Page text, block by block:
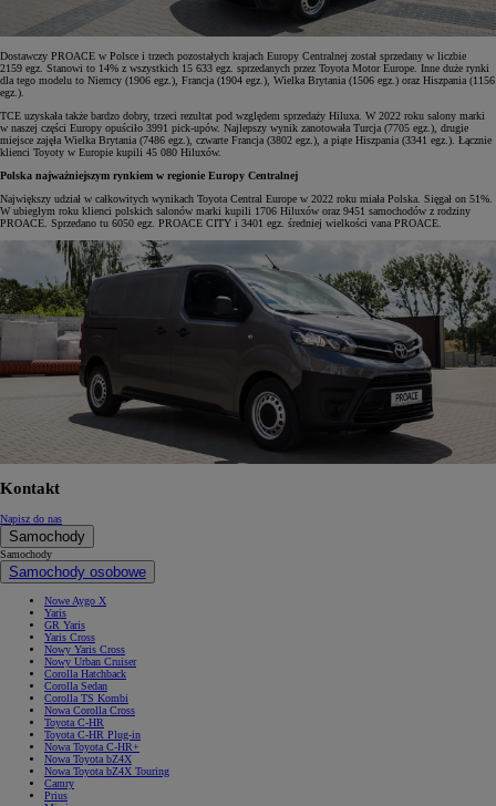
Dostawczy PROACE w Polsce i trzech pozostałych krajach Europy Centralnej został sprzedany w liczbie
2159 egz. Stanowi to 14% z wszystkich 15 633 egz. sprzedanych przez Toyota Motor Europe. Inne duże rynki
dla tego modelu to Niemcy (1906 egz.), Francja (1904 egz.), Wielka Brytania (1506 egz.) oraz Hiszpania (1156
egz.).
TCE uzyskała także bardzo dobry, trzeci rezultat pod względem sprzedaży Hiluxa. W 2022 roku salony marki
w naszej części Europy opuściło 3991 pick-upów. Najlepszy wynik zanotowała Turcja (7705 egz.), drugie
miejsce zajęła Wielka Brytania (7486 egz.), czwarte Francja (3802 egz.), a piąte Hiszpania (3341 egz.). Łącznie
klienci Toyoty w Europie kupili 45 080 Hiluxów.
Polska najważniejszym rynkiem w regionie Europy Centralnej
Największy udział w całkowitych wynikach Toyota Central Europe w 2022 roku miała Polska. Sięgał on 51%.
W ubiegłym roku klienci polskich salonów marki kupili 1706 Hiluxów oraz 9451 samochodów z rodziny
PROACE. Sprzedano tu 6050 egz. PROACE CITY i 3401 egz. średniej wielkości vana PROACE.
Kontakt
Napisz do nas
Samochody
Samochody
Samochody osobowe
Nowe Aygo X
Yaris
GR Yaris
Yaris Cross
Nowy Yaris Cross
Nowy Urban Cruiser
Corolla Hatchback
Corolla Sedan
Corolla TS Kombi
Nowa Corolla Cross
Toyota C-HR
Toyota C-HR Plug-in
Nowa Toyota C-HR+
Nowa Toyota bZ4X
Nowa Toyota bZ4X Touring
Camry
Prius